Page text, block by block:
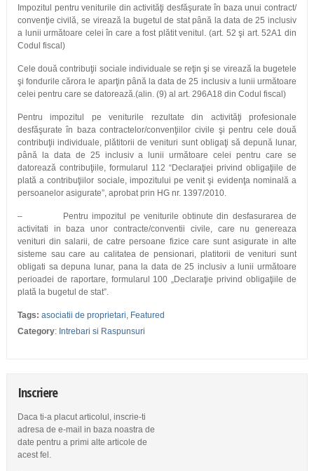
Impozitul pentru veniturile din activităţi desfăşurate în baza unui contract/
convenţie civilă, se virează la bugetul de stat până la data de 25 inclusiv
a lunii următoare celei în care a fost plătit venitul. (art. 52 şi art. 52A1 din
Codul fiscal)
Cele două contribuţii sociale individuale se reţin şi se virează la bugetele
şi fondurile cărora le aparţin până la data de 25 inclusiv a lunii următoare
celei pentru care se datorează.(alin. (9) al art. 296A18 din Codul fiscal)
Pentru impozitul pe veniturile rezultate din activităţi profesionale
desfăşurate în baza contractelor/convenţiilor civile şi pentru cele două
contribuţii individuale, plătitorii de venituri sunt obligaţi să depună lunar,
până la data de 25 inclusiv a lunii următoare celei pentru care se
datorează contribuţiile, formularul 112 “Declaraţiei privind obligaţiile de
plată a contribuţiilor sociale, impozitului pe venit şi evidenţa nominală a
persoanelor asigurate”, aprobat prin HG nr. 1397/2010.
– Pentru impozitul pe veniturile obtinute din desfasurarea de
activitati in baza unor contracte/conventii civile, care nu genereaza
venituri din salarii, de catre persoane fizice care sunt asigurate in alte
sisteme sau care au calitatea de pensionari, platitorii de venituri sunt
obligati sa depuna lunar, pana la data de 25 inclusiv a lunii următoare
perioadei de raportare, formularul 100 „Declaraţie privind obligaţiile de
plată la bugetul de stat”.
Tags: asociatii de proprietari, Featured
Category: Intrebari si Raspunsuri
Inscriere
Daca ti-a placut articolul, inscrie-ti
adresa de e-mail in baza noastra de
date pentru a primi alte articole de
acest fel.